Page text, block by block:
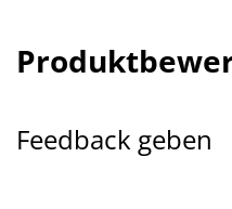
Feedback geben